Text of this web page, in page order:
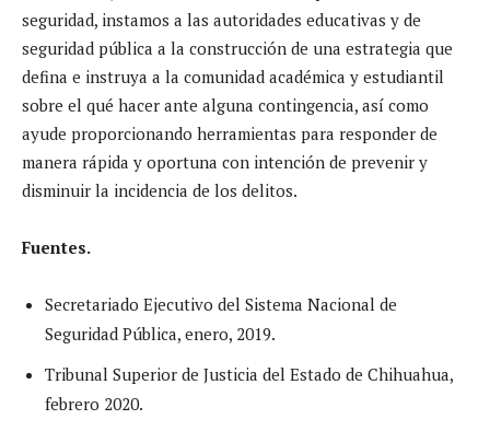
seguridad, instamos a las autoridades educativas y de
seguridad pública a la construcción de una estrategia que
defina e instruya a la comunidad académica y estudiantil
sobre el qué hacer ante alguna contingencia, así como
ayude proporcionando herramientas para responder de
manera rápida y oportuna con intención de prevenir y
disminuir la incidencia de los delitos.
Fuentes.
Secretariado Ejecutivo del Sistema Nacional de
Seguridad Pública, enero, 2019.
Tribunal Superior de Justicia del Estado de Chihuahua,
febrero 2020.